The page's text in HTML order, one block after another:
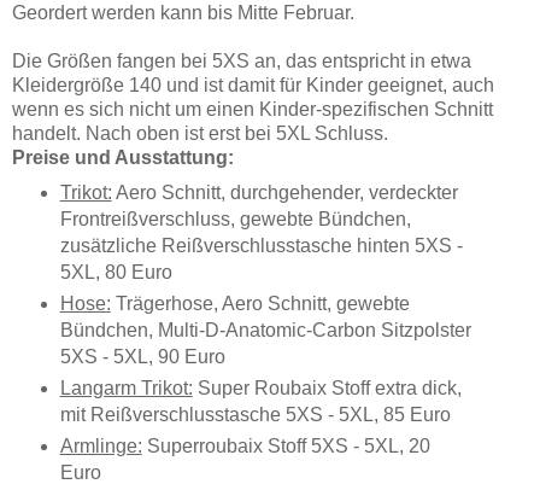
Geordert werden kann bis Mitte Februar.
Die Größen fangen bei 5XS an, das entspricht in etwa
Kleidergröße 140 und ist damit für Kinder geeignet, auch
wenn es sich nicht um einen Kinder-spezifischen Schnitt
handelt. Nach oben ist erst bei 5XL Schluss.
Preise und Ausstattung:
Trikot: Aero Schnitt, durchgehender, verdeckter
Frontreißverschluss, gewebte Bündchen,
zusätzliche Reißverschlusstasche hinten 5XS -
5XL, 80 Euro
Hose: Trägerhose, Aero Schnitt, gewebte
Bündchen, Multi-D-Anatomic-Carbon Sitzpolster
5XS - 5XL, 90 Euro
Langarm Trikot: Super Roubaix Stoff extra dick,
mit Reißverschlusstasche 5XS - 5XL, 85 Euro
Armlinge: Superroubaix Stoff 5XS - 5XL, 20
Euro